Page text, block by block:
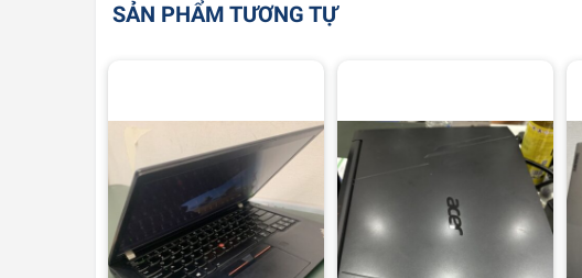
SẢN PHẨM TƯƠNG TỰ